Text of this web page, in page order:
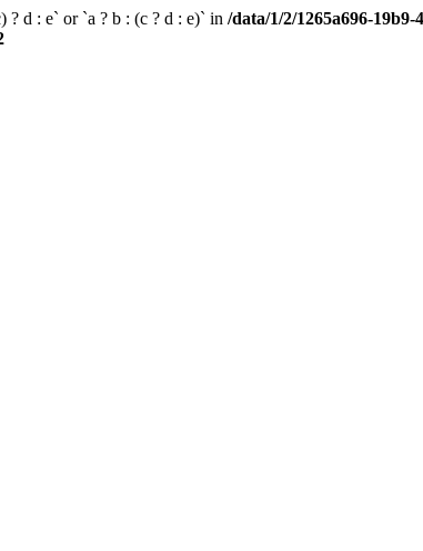
? d : e` or `a ? b : (c ? d : e)` in /data/1/2/1265a696-